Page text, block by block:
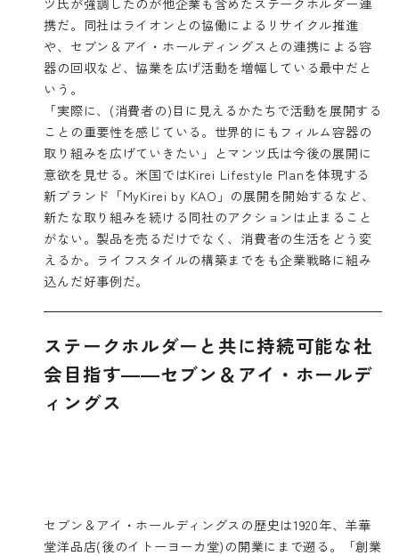
携だ。同社はライオンとの協働によるリサイクル推進
や、セブン＆アイ・ホールディングスとの連携による容
器の回収など、協業を広げ活動を増幅している最中だと
いう。
「実際に、(消費者の)目に見えるかたちで活動を展開する
ことの重要性を感じている。世界的にもフィルム容器の
取り組みを広げていきたい」とマンツ氏は今後の展開に
意欲を見せる。米国ではKirei Lifestyle Planを体現する
新ブランド「MyKirei by KAO」の展開を開始するなど、
新たな取り組みを続ける同社のアクションは止まること
がない。製品を売るだけでなく、消費者の生活をどう変
えるか。ライフスタイルの構築までをも企業戦略に組み
込んだ好事例だ。
ステークホルダーと共に持続可能な社
会目指す――セブン＆アイ・ホールデ
ィングス
セブン＆アイ・ホールディングスの歴史は1920年、羊華
堂洋品店(後のイトーヨーカ堂)の開業にまで遡る。「創業